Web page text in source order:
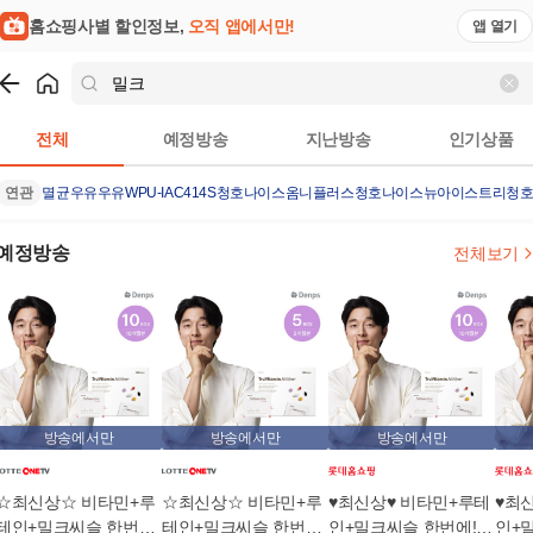
홈쇼핑사별 할인정보, 오직 앱에서만! 앱 열기
전체 예정방송 지난방송 인기상품
연관 멸균우유우유WPU-IAC414S청호나이스옴니플러스청호나이스뉴아이스트리 청
정방송 전체보기
방송에서만
최신상☆ 비타민+루
인+밀크씨슬 한번에!
방송에서만
☆최신상☆ 비타민+루
테인+밀크씨슬 한번에!
방송에서만
♥최신상♥ 비타민+루테
인+밀크씨슬 한번에!
♥최
인+